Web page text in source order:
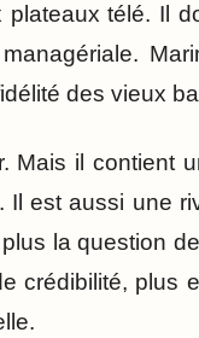
plateaux télé. Il
des vieux
Mais il contient
est aussi une
la question
crédibilité, plus